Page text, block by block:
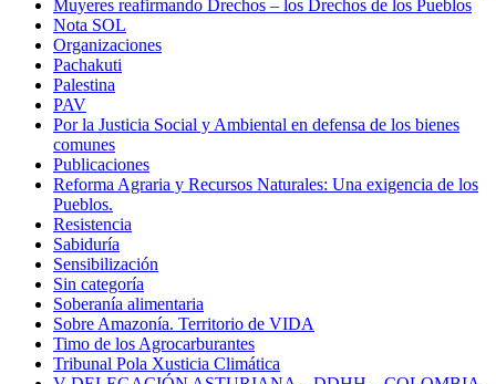
Muyeres reafirmando Drechos – los Drechos de los Pueblos
Nota SOL
Organizaciones
Pachakuti
Palestina
PAV
Por la Justicia Social y Ambiental en defensa de los bienes
comunes
Publicaciones
Reforma Agraria y Recursos Naturales: Una exigencia de los
Pueblos.
Resistencia
Sabiduría
Sensibilización
Sin categoría
Soberanía alimentaria
Sobre Amazonía. Territorio de VIDA
Timo de los Agrocarburantes
Tribunal Pola Xusticia Climática